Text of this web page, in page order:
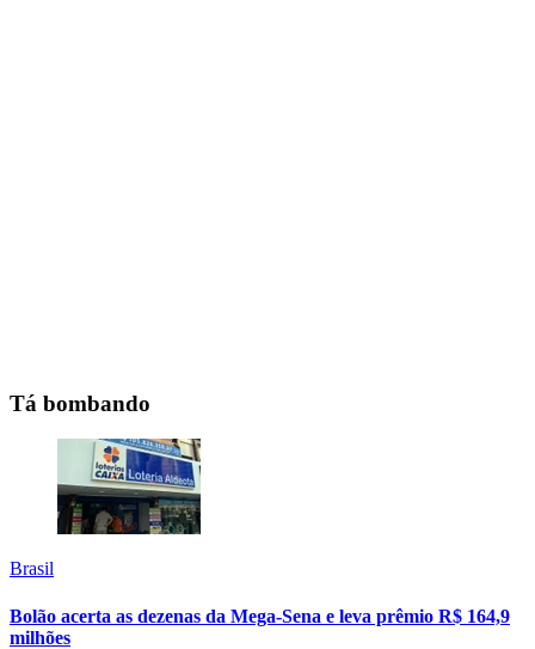
Tá bombando
Brasil
Bolão acerta as dezenas da Mega-Sena e leva prêmio R$ 164,9
milhões